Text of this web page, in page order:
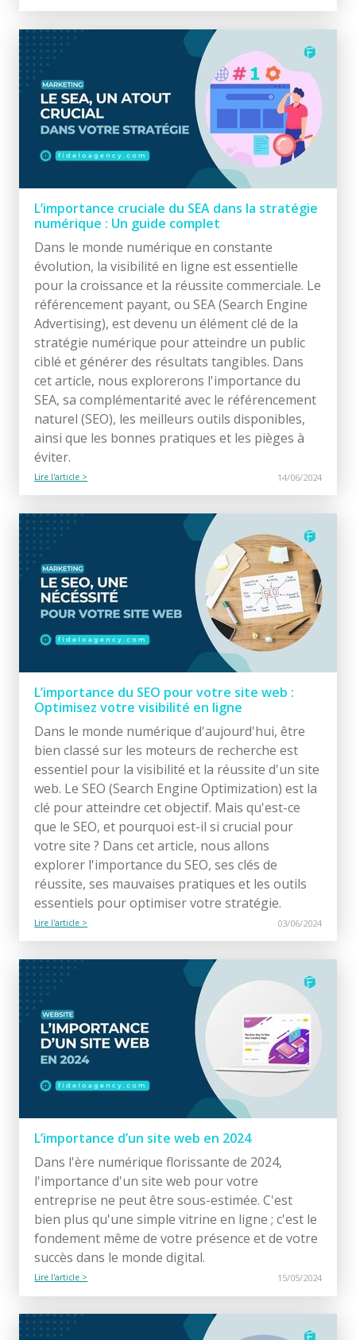
L’importance cruciale du SEA dans la stratégie
numérique : Un guide complet
Dans le monde numérique en constante
évolution, la visibilité en ligne est essentielle
pour la croissance et la réussite commerciale. Le
référencement payant, ou SEA (Search Engine
Advertising), est devenu un élément clé de la
stratégie numérique pour atteindre un public
ciblé et générer des résultats tangibles. Dans
cet article, nous explorerons l'importance du
SEA, sa complémentarité avec le référencement
naturel (SEO), les meilleurs outils disponibles,
ainsi que les bonnes pratiques et les pièges à
éviter.
Lire l'article > 14/06/2024
L’importance du SEO pour votre site web :
Optimisez votre visibilité en ligne
Dans le monde numérique d'aujourd'hui, être
bien classé sur les moteurs de recherche est
essentiel pour la visibilité et la réussite d'un site
web. Le SEO (Search Engine Optimization) est la
clé pour atteindre cet objectif. Mais qu'est-ce
que le SEO, et pourquoi est-il si crucial pour
votre site ? Dans cet article, nous allons
explorer l'importance du SEO, ses clés de
réussite, ses mauvaises pratiques et les outils
essentiels pour optimiser votre stratégie.
Lire l'article > 03/06/2024
L’importance d’un site web en 2024
Dans l'ère numérique florissante de 2024,
l'importance d'un site web pour votre
entreprise ne peut être sous-estimée. C'est
bien plus qu'une simple vitrine en ligne ; c'est le
fondement même de votre présence et de votre
succès dans le monde digital.
Lire l'article > 15/05/2024